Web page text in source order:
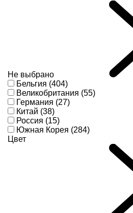
Не выбрано
Бельгия (404)
Великобритания (55)
Германия (27)
Китай (38)
Россия (15)
Южная Корея (284)
Цвет